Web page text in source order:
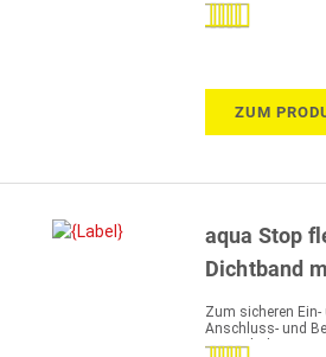
Bewertung:
ZUM
aqua Stop
Dichtband
Zum sicheren
Anschluss- und
Kautschuk
Bewertung: